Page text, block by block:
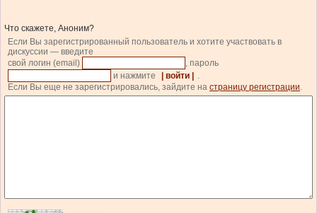
Что скажете, Аноним?
Если Вы зарегистрированный пользователь и хотите участвовать в
дискуссии — введите
свой логин (email)
, пароль
и нажмите
| войти |
.
Если Вы еще не зарегистрировались, зайдите на страницу регистрации.